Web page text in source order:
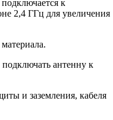
к
2,4 ГГц для увеличения
антенну к
и заземления, кабеля